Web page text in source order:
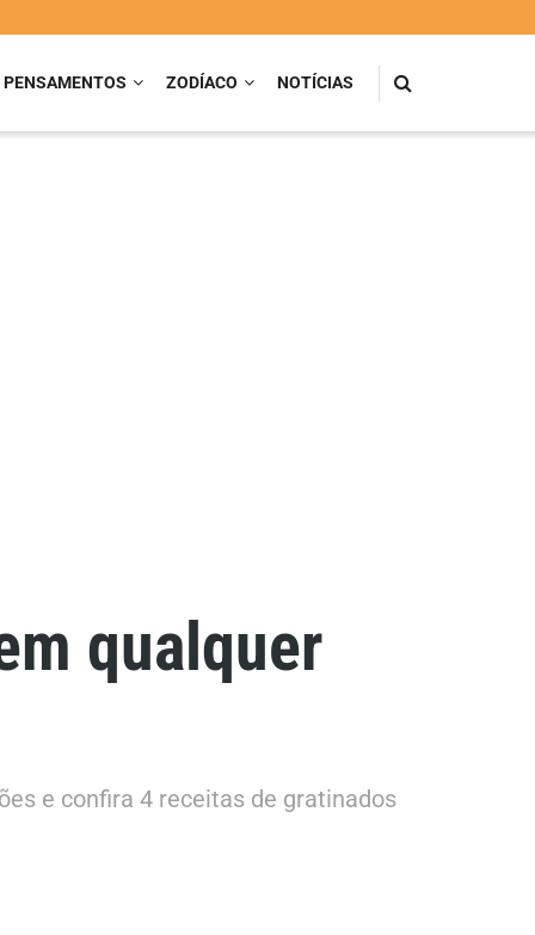
PENSAMENTOS ZODÍACO NOTÍCIAS
qualquer
e confira 4 receitas de gratinados